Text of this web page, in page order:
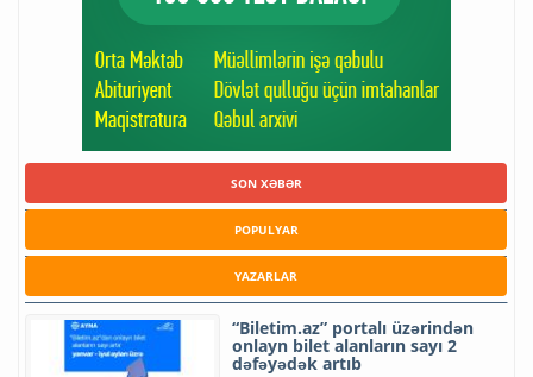
SON XƏBƏR
POPULYAR
YAZARLAR
“Biletim.az” portalı üzərindən
onlayn bilet alanların sayı 2
dəfəyədək artıb